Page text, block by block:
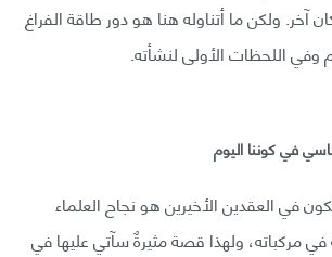
آخر. ولكن ما أتناوله هنا هو دور طاقة الفراغ
وفي اللحظات الأولى لنشأته.
في كوننا اليوم
في العقدين الأخيرين هو نجاح العلماء
في مركباته، ولهذا قصة مثيرةٌ سآتي عليها في